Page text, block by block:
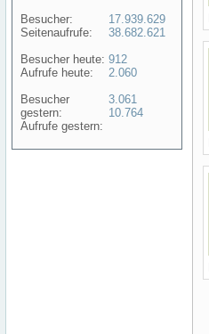
Besucher:
Seitenaufrufe:
Besucher heute:
Aufrufe heute:
Besucher
gestern:
Aufrufe gestern:
17.939.629
38.682.621
912
2.060
3.061
10.764